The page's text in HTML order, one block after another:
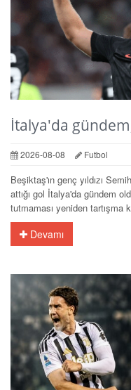
İtalya'da
2026-08-08 Futbol
Beşiktaş'ın genç yıldızı
attığı gol İtalya'da gündem
tutmaması yeniden tartışma
Devamı